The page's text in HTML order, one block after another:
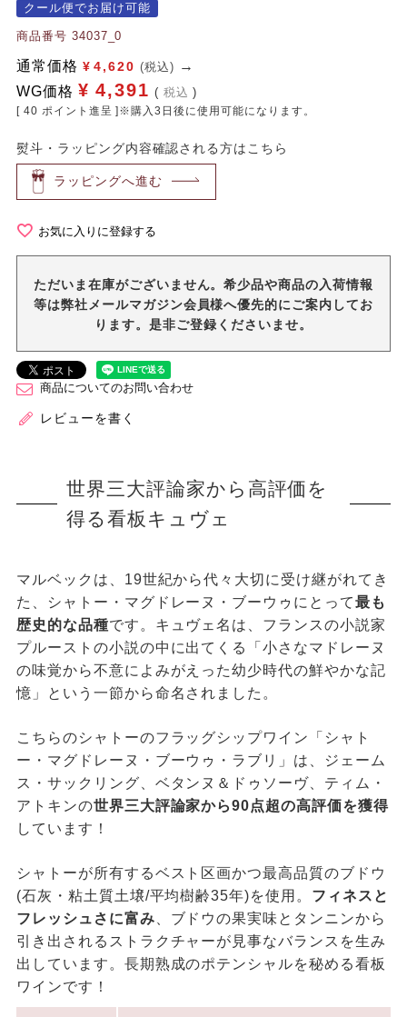
クール便でお届け可能
商品番号 34037_0
通常価格 ¥ 4,620 (税込)
WG価格 ¥ 4,391 税込
[ 40 ポイント進呈 ]※購入3日後に使用可能になります。
熨斗・ラッピング内容確認される方はこちら
ラッピングへ進む
お気に入りに登録する
ただいま在庫がございません。希少品や商品の入荷情報
等は弊社メールマガジン会員様へ優先的にご案内してお
ります。是非ご登録くださいませ。
商品についてのお問い合わせ
レビューを書く
世界三大評論家から高評価を
得る看板キュヴェ
マルベックは、19世紀から代々大切に受け継がれてき
た、シャトー・マグドレーヌ・ブーウゥにとって最も
歴史的な品種です。キュヴェ名は、フランスの小説家
プルーストの小説の中に出てくる「小さなマドレーヌ
の味覚から不意によみがえった幼少時代の鮮やかな記
憶」という一節から命名されました。
こちらのシャトーのフラッグシップワイン「シャト
ー・マグドレーヌ・ブーウゥ・ラブリ」は、ジェーム
ス・サックリング、ベタンヌ＆ドゥソーヴ、ティム・
アトキンの世界三大評論家から90点超の高評価を獲得
しています！
シャトーが所有するベスト区画かつ最高品質のブドウ
(石灰・粘土質土壌/平均樹齢35年)を使用。 フィネスと
フレッシュさに富み 、ブドウの果実味とタンニンから
引き出されるストラクチャーが見事なバランスを生み
出しています。長期熟成のポテンシャルを秘める看板
ワインです！